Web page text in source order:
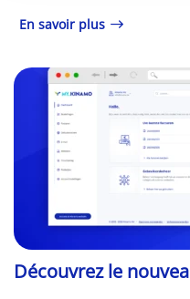
En savoir plus
Découvrez le